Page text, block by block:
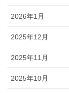
2026年1月
2025年12月
2025年11月
2025年10月